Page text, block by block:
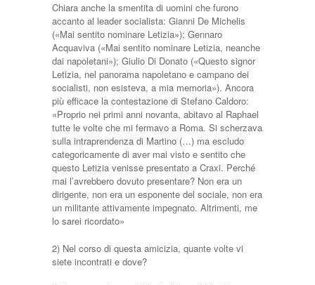
Chiara anche la smentita di uomini che furono
accanto al leader socialista: Gianni De Michelis
(«Mai sentito nominare Letizia»); Gennaro
Acquaviva («Mai sentito nominare Letizia, neanche
dai napoletani»); Giulio Di Donato («Questo signor
Letizia, nel panorama napoletano e campano dei
socialisti, non esisteva, a mia memoria»). Ancora
più efficace la contestazione di Stefano Caldoro:
«Proprio nei primi anni novanta, abitavo al Raphael
tutte le volte che mi fermavo a Roma. Si scherzava
sulla intraprendenza di Martino (…) ma escludo
categoricamente di aver mai visto e sentito che
questo Letizia venisse presentato a Craxi. Perché
mai l’avrebbero dovuto presentare? Non era un
dirigente, non era un esponente del sociale, non era
un militante attivamente impegnato. Altrimenti, me
lo sarei ricordato»
2) Nel corso di questa amicizia, quante volte vi
siete incontrati e dove?